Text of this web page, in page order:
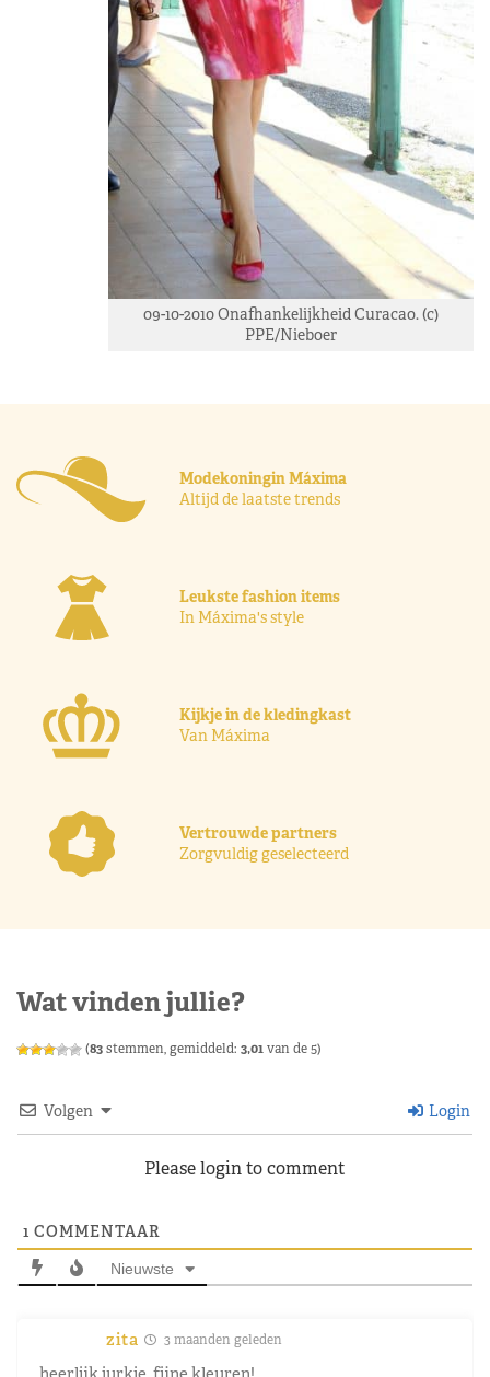
09-10-2010 Onafhankelijkheid Curacao. (c)
PPE/Nieboer
Modekoningin Máxima
Altijd de laatste trends
Leukste fashion items
In Máxima's style
Kijkje in de kledingkast
Van Máxima
Vertrouwde partners
Zorgvuldig geselecteerd
Wat vinden jullie?
(83stemmen, gemiddeld: 3,01van de 5)
Volgen Login
Please login to comment
1 COMMENTAAR
Nieuwste
zita 3 maanden geleden